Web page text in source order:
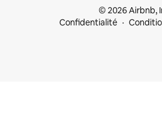
© 2026 Airbnb,
Confidentialité